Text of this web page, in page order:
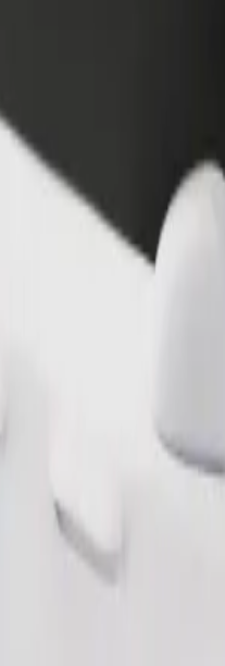
nos services et
en situation de handicap. Si